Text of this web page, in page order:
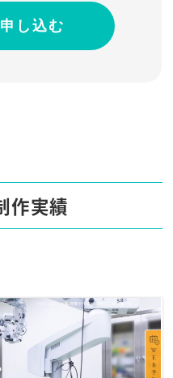
作実績